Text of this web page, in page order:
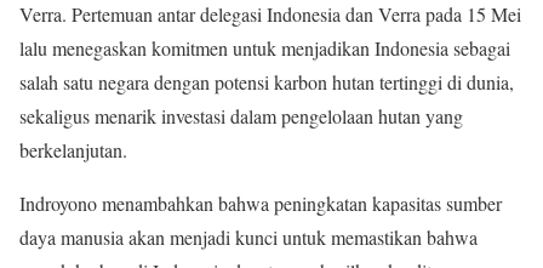
Verra. Pertemuan antar delegasi Indonesia dan Verra pada 15 Mei
lalu menegaskan komitmen untuk menjadikan Indonesia sebagai
salah satu negara dengan potensi karbon hutan tertinggi di dunia,
sekaligus menarik investasi dalam pengelolaan hutan yang
berkelanjutan.
Indroyono menambahkan bahwa peningkatan kapasitas sumber
daya manusia akan menjadi kunci untuk memastikan bahwa